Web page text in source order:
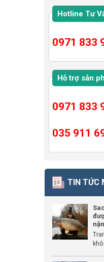
Hotline Tư
0971 833
Hỗ trợ sản
0971 833
035 911
TIN TỨC